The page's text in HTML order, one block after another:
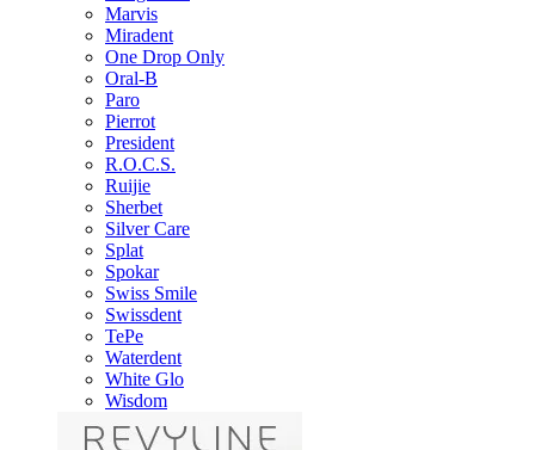
Marvis
Miradent
One Drop Only
Oral-B
Paro
Pierrot
President
R.O.C.S.
Ruijie
Sherbet
Silver Care
Splat
Spokar
Swiss Smile
Swissdent
TePe
Waterdent
White Glo
Wisdom